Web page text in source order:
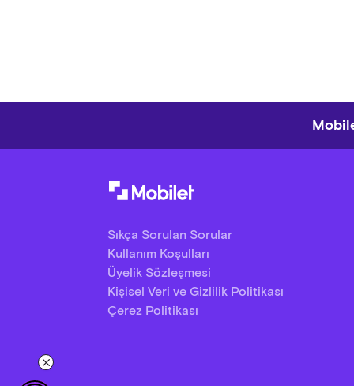
Sıkça Sorulan Sorular
Kullanım Koşulları
Üyelik Sözleşmesi
Kişisel Veri ve Gizlilik Politikası
Çerez Politikası